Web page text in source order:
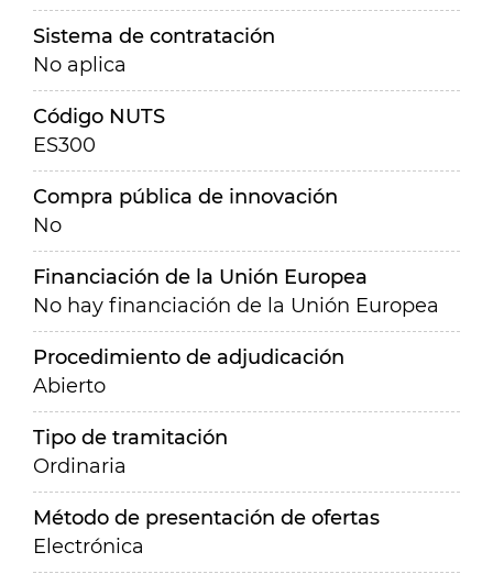
Sistema de contratación
No aplica
Código NUTS
ES300
Compra pública de innovación
No
Financiación de la Unión Europea
No hay financiación de la Unión Europea
Procedimiento de adjudicación
Abierto
Tipo de tramitación
Ordinaria
Método de presentación de ofertas
Electrónica